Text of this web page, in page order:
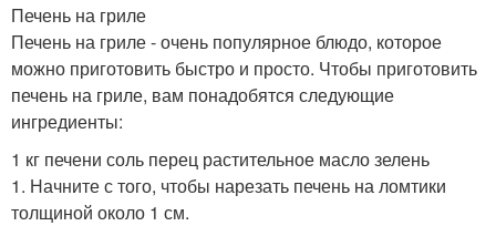
Печень на гриле
Печень на гриле - очень популярное блюдо, которое
можно приготовить быстро и просто. Чтобы приготовить
печень на гриле, вам понадобятся следующие
ингредиенты:
1 кг печени соль перец растительное масло зелень
1. Начните с того, чтобы нарезать печень на ломтики
толщиной около 1 см.